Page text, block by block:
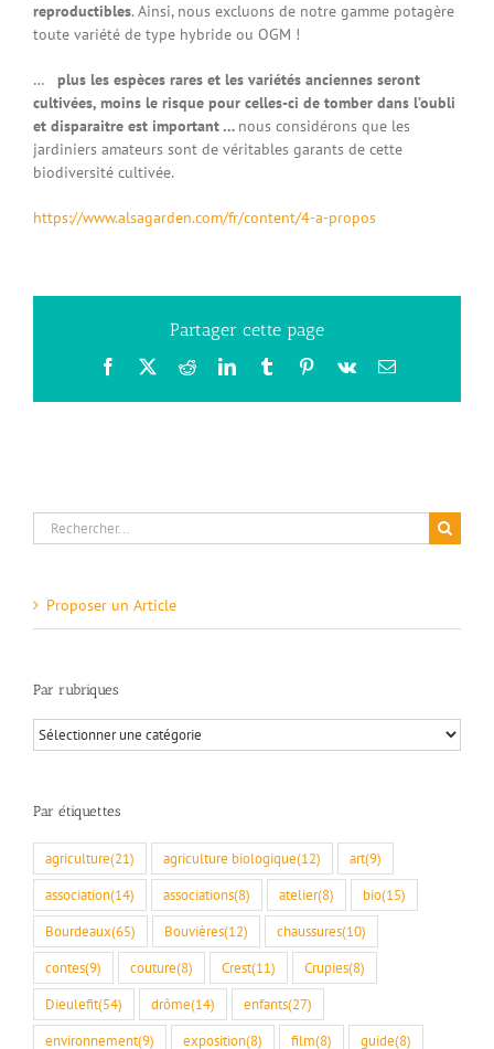
reproductibles. Ainsi, nous excluons de notre gamme potagère
toute variété de type hybride ou OGM !
… plus les espèces rares et les variétés anciennes seront
cultivées, moins le risque pour celles-ci de tomber dans l’oubli
et disparaitre est important … nous considérons que les
jardiniers amateurs sont de véritables garants de cette
biodiversité cultivée.
https://www.alsagarden.com/fr/content/4-a-propos
Partager cette page
Facebook
X RedditLinkedInTumblrPinterest
Vk Email
Rechercher:
Proposer un Article
Par rubriques
Par
rubriques
Par étiquettes
agriculture(21) agriculture biologique(12) art(9)
association(14) associations(8) atelier(8) bio(15)
Bourdeaux(65) Bouvières(12) chaussures(10)
contes(9) couture(8) Crest(11) Crupies(8)
Dieulefit(54) drôme(14) enfants(27)
environnement(9) exposition(8) film(8) guide(8)